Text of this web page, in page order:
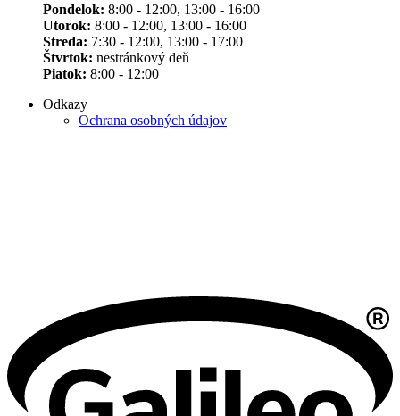
Pondelok: 8:00 - 12:00, 13:00 - 16:00
Utorok: 8:00 - 12:00, 13:00 - 16:00
Streda: 7:30 - 12:00, 13:00 - 17:00
Štvrtok: nestránkový deň
Piatok: 8:00 - 12:00
Odkazy
Ochrana osobných údajov